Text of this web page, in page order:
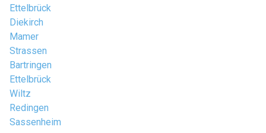
Ettelbrück
Diekirch
Mamer
Strassen
Bartringen
Ettelbrück
Wiltz
Redingen
Sassenheim